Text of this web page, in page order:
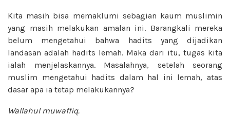
Kita masih bisa memaklumi sebagian kaum muslimin
yang masih melakukan amalan ini. Barangkali mereka
belum mengetahui bahwa hadits yang dijadikan
landasan adalah hadits lemah. Maka dari itu, tugas kita
ialah menjelaskannya. Masalahnya, setelah seorang
muslim mengetahui hadits dalam hal ini lemah, atas
dasar apa ia tetap melakukannya?
Wallahul muwaffiq.